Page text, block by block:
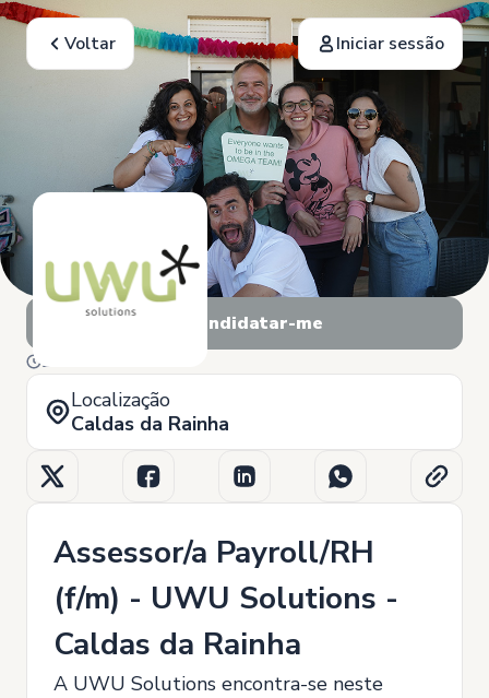
Voltar Iniciar sessão
Candidatar-me
22 de Outubro
Localização
Caldas da Rainha
Assessor/a Payroll/RH
(f/m) - UWU Solutions -
Caldas da Rainha
A UWU Solutions encontra-se neste